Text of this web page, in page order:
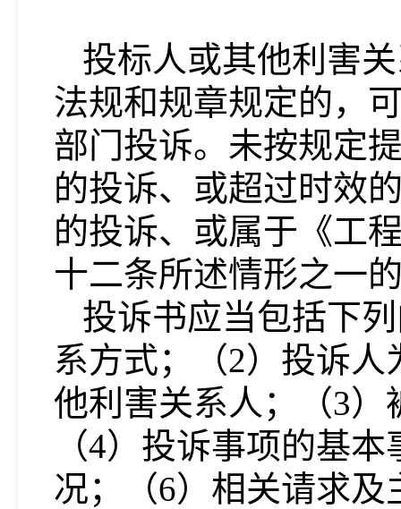
投标人或其他利害
法规和规章规定的，
部门投诉。未按规定
的投诉、或超过时效
的投诉、或属于《工
十二条所述情形之一
投诉书应当包括下
系方式；（2）投诉人
他利害关系人；（3）
（4）投诉事项的基本
况；（6）相关请求及